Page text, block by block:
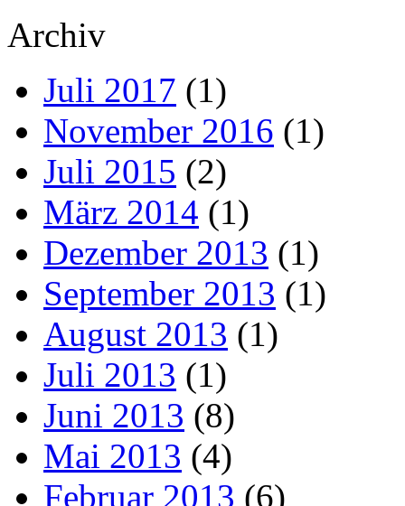
Archiv
Juli 2017 (1)
November 2016 (1)
Juli 2015 (2)
März 2014 (1)
Dezember 2013 (1)
September 2013 (1)
August 2013 (1)
Juli 2013 (1)
Juni 2013 (8)
Mai 2013 (4)
Februar 2013 (6)